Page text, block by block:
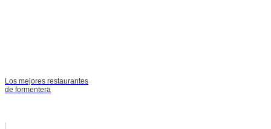
Los mejores restaurantes
de formentera